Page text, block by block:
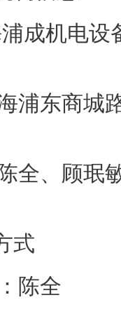
成机电设
东商城
全、顾珉
式
陈全